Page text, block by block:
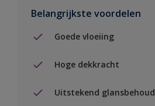
Belangrijkste voordelen
Goede vloeiing
Hoge dekkracht
Uitstekend glansbehoud